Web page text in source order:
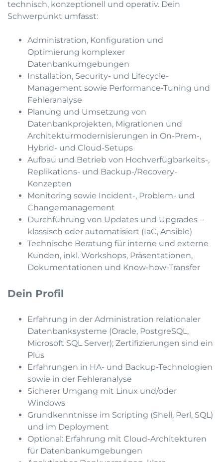
technisch, konzeptionell und operativ. Dein
Schwerpunkt umfasst:
Administration, Konfiguration und
Optimierung komplexer
Datenbankumgebungen
Installation, Security- und Lifecycle-
Management sowie Performance-Tuning und
Fehleranalyse
Planung und Umsetzung von
Datenbankprojekten, Migrationen und
Architekturmodernisierungen in On-Prem-,
Hybrid- und Cloud-Setups
Aufbau und Betrieb von Hochverfügbarkeits-,
Replikations- und Backup-/Recovery-
Konzepten
Monitoring sowie Incident-, Problem- und
Changemanagement
Durchführung von Updates und Upgrades –
klassisch oder automatisiert (IaC, Ansible)
Technische Beratung für interne und externe
Kunden, inkl. Workshops, Präsentationen,
Dokumentationen und Know-how-Transfer
Dein Profil
Erfahrung in der Administration relationaler
Datenbanksysteme (Oracle, PostgreSQL,
Microsoft SQL Server); Zertifizierungen sind ein
Plus
Erfahrungen in HA- und Backup-Technologien
sowie in der Fehleranalyse
Sicherer Umgang mit Linux und/oder
Windows
Grundkenntnisse im Scripting (Shell, Perl, SQL)
und im Deployment
Optional: Erfahrung mit Cloud-Architekturen
für Datenbankumgebungen